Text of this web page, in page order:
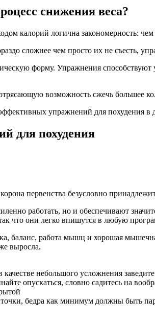
снижения веса?
калорий логична закономерность:
сложнее чем просто их не съесть,
форму. Упражнения
возможность сжечь большее
упражнений для похудения в
для похудения
первенства безусловно
работать, но и обеспечивают
что они легко впишутся в любую
баланс, работа мышц и хорошая
выросла.
небольшого усложнения
опускаться, словно садитесь на
бедра как минимум должны быть